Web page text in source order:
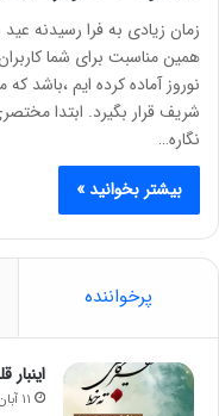
زمان زیادی به فرا رسیدنه
همین مناسبت برای شما
نوروز آماده کرده ایم ،باشد
شریف قرار بگیرد. ابتدا
نگاره…
بیشتر بخوانید »
پرخواننده
۱۱ آبان ۱۴۰۴